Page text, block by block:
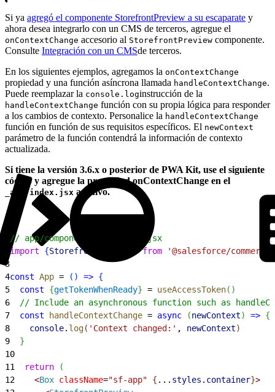
Si ya agregó el componente StorefrontPreview a su escaparate y
ahora desea integrarlo con un CMS de terceros, agregue el
onContextChange accesorio al StorefrontPreview componente.
Consulte Integración con un CMSde terceros.
En los siguientes ejemplos, agregamos la onContextChange
propiedad y una función asíncrona llamada handleContextChange.
Puede reemplazar la console.loginstrucción de la
handleContextChange función con su propia lógica para responder
a los cambios de contexto. Personalice la handleContextChange
función en función de sus requisitos específicos. El newContext
parámetro de la función contendrá la información de contexto
actualizada.
Si tiene la versión 3.6.x o posterior de PWA Kit, use el siguiente
código y agregue la propiedad onContextChange en el
_app/index.jsx archivo.
// app/component/_app/index.jsx
import {StorefrontPreview from '@salesforce/
3
4const App = ( ) => {
5
  const
{getTokenWhenReady} = useAccessToken( )
6
// Include an asynchronous function such as
7
  const
handleContextChange = async (newContext) => {
8
    console
. log( 'Context changed:' , newContext)
9
}
10
11
  return
(
12
<Box className="sf-app" { ... styles . container}>